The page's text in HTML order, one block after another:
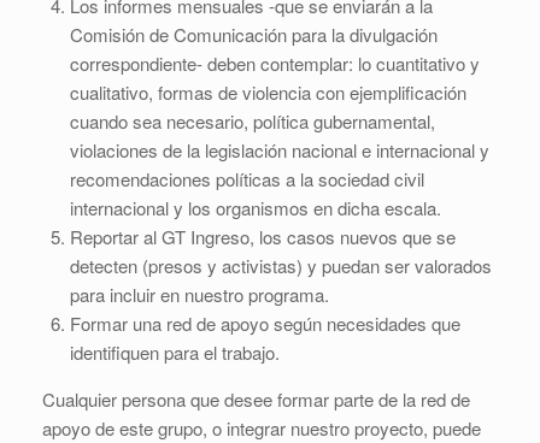
Los informes mensuales -que se enviarán a la
Comisión de Comunicación para la divulgación
correspondiente- deben contemplar: lo cuantitativo y
cualitativo, formas de violencia con ejemplificación
cuando sea necesario, política gubernamental,
violaciones de la legislación nacional e internacional y
recomendaciones políticas a la sociedad civil
internacional y los organismos en dicha escala.
Reportar al GT Ingreso, los casos nuevos que se
detecten (presos y activistas) y puedan ser valorados
para incluir en nuestro programa.
Formar una red de apoyo según necesidades que
identifiquen para el trabajo.
Cualquier persona que desee formar parte de la red de
apoyo de este grupo, o integrar nuestro proyecto, puede